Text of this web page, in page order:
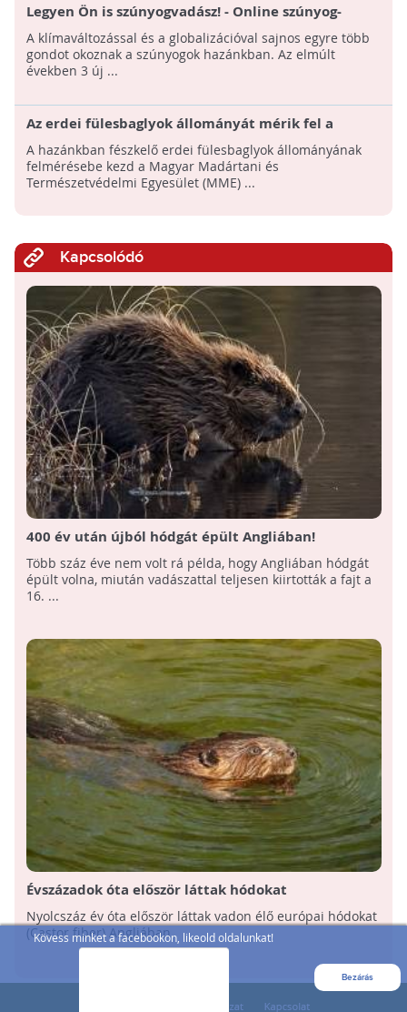
Kövess minket a facebookon, likeold oldalunkat!
Bezárás
Legyen Ön is szúnyogvadász! - Online szúnyog-
térkép készül a lakosság segítségével
A klímaváltozással és a globalizációval sajnos egyre több
gondot okoznak a szúnyogok hazánkban. Az elmúlt
években 3 új ...
Az erdei fülesbaglyok állományát mérik fel a
természetvédők a lakosság bevonásával
A hazánkban fészkelő erdei fülesbaglyok állományának
felmérésebe kezd a Magyar Madártani és
Természetvédelmi Egyesület (MME) ...
Kapcsolódó
400 év után újból hódgát épült Angliában!
Több száz éve nem volt rá példa, hogy Angliában hódgát
épült volna, miután vadászattal teljesen kiirtották a fajt a
16. ...
Évszázadok óta először láttak hódokat
Nyolcszáz év óta először láttak vadon élő európai hódokat
(Castor fiber) Angliában.